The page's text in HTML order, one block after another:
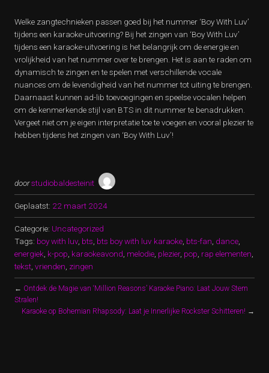
Welke zangtechnieken passen goed bij het nummer ‘Boy With Luv’
tijdens een karaoke-uitvoering? Bij het zingen van ‘Boy With Luv’
tijdens een karaoke-uitvoering is het belangrijk om de energie en
vrolijkheid van het nummer over te brengen. Het is aan te raden om
dynamisch te zingen en te spelen met verschillende vocale
nuances om de levendigheid van het nummer tot uiting te brengen.
Daarnaast kunnen ad-lib toevoegingen en speelse vocalen helpen
om de kenmerkende stijl van BTS in dit nummer te benadrukken.
Vergeet niet om je eigen interpretatie toe te voegen en vooral plezier te
hebben tijdens het zingen van ‘Boy With Luv’!
doorstudiobaldesteinit
Geplaatst: 22 maart 2024
Categorie: Uncategorized
Tags: boy with luv bts bts boy with luv karaoke bts-fan dance
energiek k-pop karaokeavond melodie plezier, pop rap elementen
tekst vrienden zingen
← Ontdek de Magie van ‘Million Reasons’ Karaoke Piano: Laat Jouw Stem
Stralen!
Karaoke op Bohemian Rhapsody: Laat je Innerlijke Rockster Schitteren! →